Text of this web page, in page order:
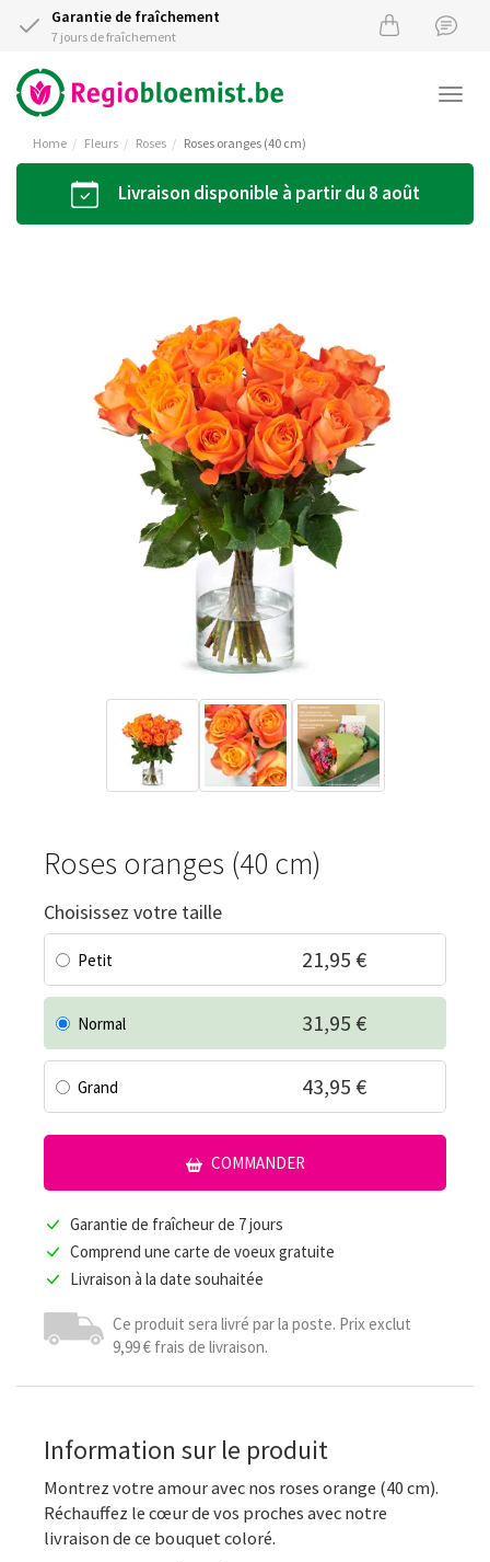
Garantie de fraîchement
7 jours de fraîchement
Home Fleurs Roses Roses oranges (40 cm)
Livraison disponible à partir du 8 août
Roses oranges (40 cm)
Choisissez votre taille
Petit 21,95 €
Normal 31,95 €
Grand 43,95 €
COMMANDER
Garantie de fraîcheur de 7 jours
Comprend une carte de voeux gratuite
Livraison à la date souhaitée
Ce produit sera livré par la poste. Prix exclut
9,99 € frais de livraison.
Information sur le produit
Montrez votre amour avec nos roses orange (40 cm).
Réchauffez le cœur de vos proches avec notre
livraison de ce bouquet coloré.